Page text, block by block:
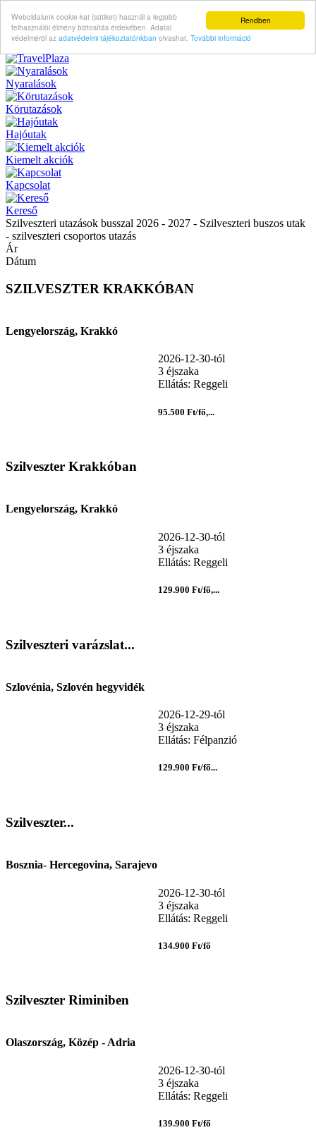
Rendben
Weboldalunk cookie-kat (sütiket) használ a legjobb
felhasználói élmény biztosítás érdekében. Adatai
védelméröl az adatvédelmi tájékoztatónkban olvashat. További információ
Nyaralások
Körutazások
Hajóutak
Kiemelt akciók
Kapcsolat
Kereső
Szilveszteri utazások busszal 2026 - 2027 - Szilveszteri buszos utak
- szilveszteri csoportos utazás
Ár
Dátum
SZILVESZTER KRAKKÓBAN
Lengyelország, Krakkó
2026-12-30-tól
3 éjszaka
Ellátás: Reggeli
95.500 Ft/fő,...
Szilveszter Krakkóban
Lengyelország, Krakkó
2026-12-30-tól
3 éjszaka
Ellátás: Reggeli
129.900 Ft/fő,...
Szilveszteri varázslat...
Szlovénia, Szlovén hegyvidék
2026-12-29-tól
3 éjszaka
Ellátás: Félpanzió
129.900 Ft/fő...
Szilveszter...
Bosznia- Hercegovina, Sarajevo
2026-12-30-tól
3 éjszaka
Ellátás: Reggeli
134.900 Ft/fő
Szilveszter Riminiben
Olaszország, Közép - Adria
2026-12-30-tól
3 éjszaka
Ellátás: Reggeli
139.900 Ft/fő